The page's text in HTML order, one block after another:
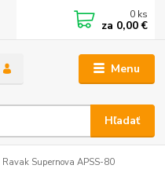
Menu
Hľadať
0 ks
za 0,00 €
Ravak Supernova APSS-80